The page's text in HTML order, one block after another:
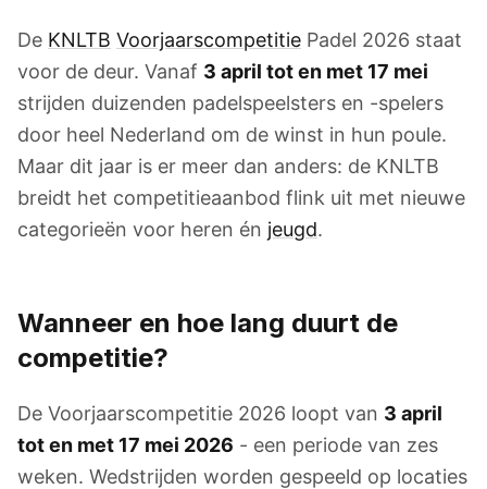
De KNLTB Voorjaarscompetitie Padel 2026 staat
voor de deur. Vanaf 3 april tot en met 17 mei
strijden duizenden padelspeelsters en -spelers
door heel Nederland om de winst in hun poule.
Maar dit jaar is er meer dan anders: de KNLTB
breidt het competitieaanbod flink uit met nieuwe
categorieën voor heren én jeugd.
Wanneer en hoe lang duurt de
competitie?
De Voorjaarscompetitie 2026 loopt van 3 april
tot en met 17 mei 2026 - een periode van zes
weken. Wedstrijden worden gespeeld op locaties